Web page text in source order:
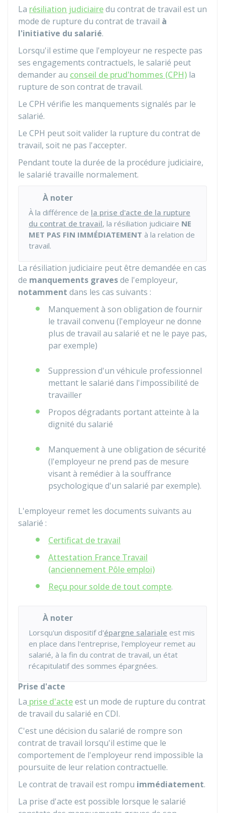
La résiliation judiciairedu contrat de travail est un
mode de rupture du contrat de travail à
l'initiative du salarié.
Lorsqu'il estime que l'employeur ne respecte pas
ses engagements contractuels, le salarié peut
demander au conseil de prud'hommes (CPH) la
rupture de son contrat de travail.
Le CPH vérifie les manquements signalés par le
salarié.
Le CPH peut soit valider la rupture du contrat de
travail, soit ne pas l'accepter.
Pendant toute la durée de la procédure judiciaire,
le salarié travaille normalement.
À noter
À la différence de la prise d'acte de la rupture
du contrat de travail, la résiliation judiciaire NE
MET PAS FIN IMMÉDIATEMENT à la relation de
travail.
La résiliation judiciaire peut être demandée en cas
de manquements gravesde l'employeur,
notamment dans les cas suivants :
Manquement à son obligation de fournir
le travail convenu (l'employeur ne donne
plus de travail au salarié et ne le paye pas,
par exemple)
Suppression d'un véhicule professionnel
mettant le salarié dans l'impossibilité de
travailler
Propos dégradants portant atteinte à la
dignité du salarié
Manquement à une obligation de sécurité
(l'employeur ne prend pas de mesure
visant à remédier à la souffrance
psychologique d'un salarié par exemple).
L'employeur remet les documents suivants au
salarié :
Certificat de travail
Attestation France Travail
(anciennement Pôle emploi)
Reçu pour solde de tout compte.
À noter
Lorsqu'un dispositif d'épargne salariale est mis
en place dans l'entreprise, l'employeur remet au
salarié, à la fin du contrat de travail, un état
récapitulatif des sommes épargnées.
Prise d'acte
La prise d'acteest un mode de rupture du contrat
de travail du salarié en CDI.
C'est une décision du salarié de rompre son
contrat de travail lorsqu'il estime que le
comportement de l'employeur rend impossible la
poursuite de leur relation contractuelle.
Le contrat de travail est rompu immédiatement.
La prise d'acte est possible lorsque le salarié